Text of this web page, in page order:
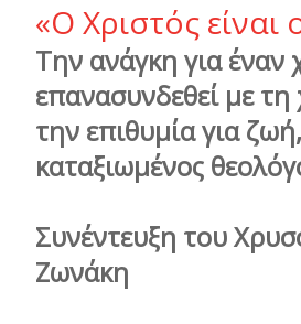
«Ο Χριστός είναι
Την ανάγκη για έναν
επανασυνδεθεί με
την επιθυμία για
καταξιωμένος
Συνέντευξη του
Ζωνάκη